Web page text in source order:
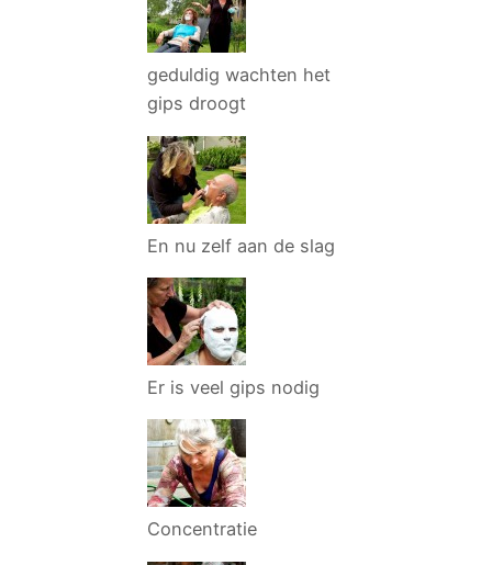
geduldig wachten het
gips droogt
En nu zelf aan de slag
Er is veel gips nodig
Concentratie